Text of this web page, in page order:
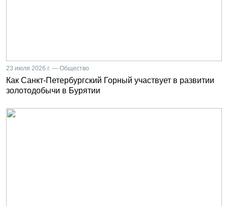
23 июля 2026 г. — Общество
Как Санкт-Петербургский Горный участвует в развитии
золотодобычи в Бурятии